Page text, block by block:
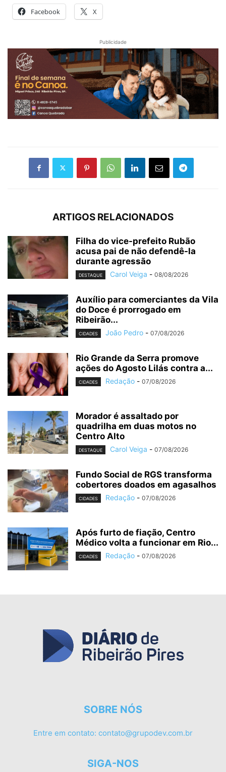
Facebook X
Publicidade
ARTIGOS RELACIONADOS
Filha do vice-prefeito Rubão
acusa pai de não defendê-la
durante agressão
DESTAQUE Carol Veiga - 08/08/2026
Auxílio para comerciantes da Vila
do Doce é prorrogado em
Ribeirão...
CIDADES João Pedro - 07/08/2026
Rio Grande da Serra promove
ações do Agosto Lilás contra a...
CIDADES Redação - 07/08/2026
Morador é assaltado por
quadrilha em duas motos no
Centro Alto
DESTAQUE Carol Veiga - 07/08/2026
Fundo Social de RGS transforma
cobertores doados em agasalhos
CIDADES Redação - 07/08/2026
Após furto de fiação, Centro
Médico volta a funcionar em Rio...
CIDADES Redação - 07/08/2026
SOBRE NÓS
Entre em contato: contato@grupodev.com.br
SIGA-NOS